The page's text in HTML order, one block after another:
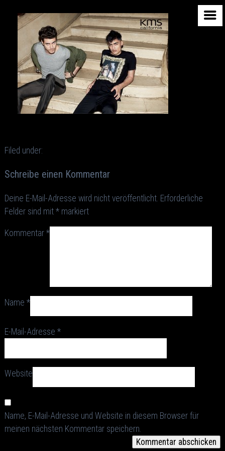
Filed under:
Schreibe einen Kommentar
Deine E-Mail-Adresse wird nicht veröffentlicht. Erforderliche
Felder sind mit *markiert
Kommentar *
Name *
E-Mail-Adresse *
Website
Name, E-Mail-Adresse und Website in diesem Browser für
meinen nächsten Kommentar speichern.